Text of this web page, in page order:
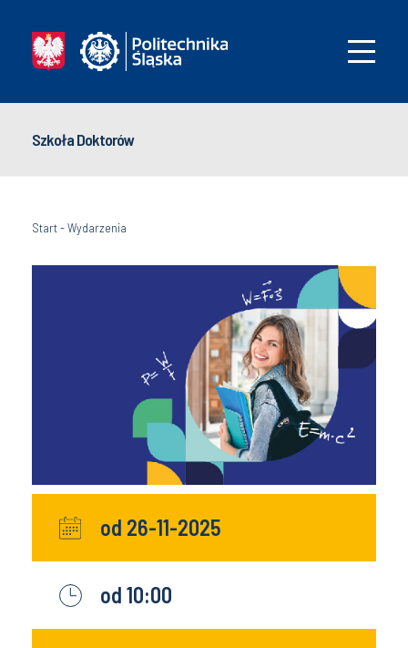
Szkoła Doktorów
Start-Wydarzenia
od 26-11-2025
od 10:00